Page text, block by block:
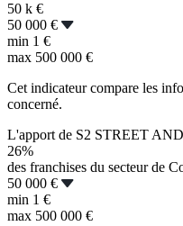
50 k €
50 000 €
min 1 €
max 500 000 €
Cet indicateur compare les
concerné.
L'apport de S2 STREET
26%
des franchises du secteur de
50 000 €
min 1 €
max 500 000 €